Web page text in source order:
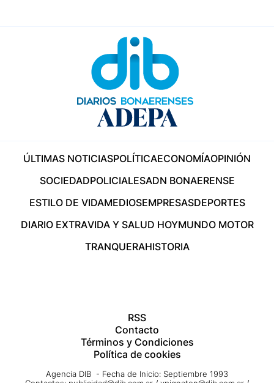
ÚLTIMAS NOTICIASPOLÍTICAECONOMÍAOPINIÓN
SOCIEDADPOLICIALESADN BONAERENSE
ESTILO DE VIDAMEDIOSEMPRESASDEPORTES
DIARIO EXTRAVIDA Y SALUD HOYMUNDO MOTOR
TRANQUERAHISTORIA
RSS
Contacto
Términos y Condiciones
Política de cookies
Agencia DIB - Fecha de Inicio: Septiembre 1993